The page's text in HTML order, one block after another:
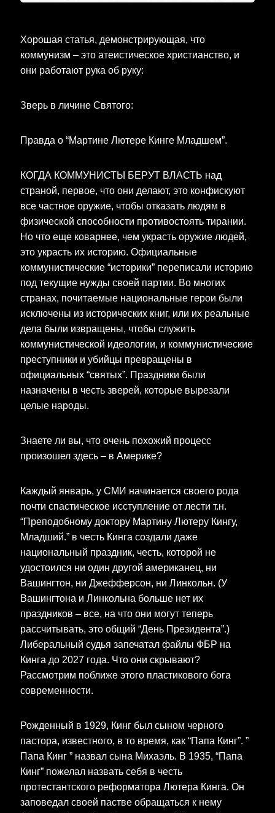
Хорошая статья, демонстрирующая, что
коммунизм – это атеистическое христианство, и
они работают рука об руку:
Зверь в личине Святого:
Правда о “Мартине Лютере Кинге Младшем”.
КОГДА КОММУНИСТЫ БЕРУТ ВЛАСТЬ над
страной, первое, что они делают, это конфискуют
все частное оружие, чтобы отказать людям в
физической способности противостоять тирании.
Но что еще коварнее, чем украсть оружие людей,
это украсть их историю. Официальные
коммунистические “историки” переписали историю
под текущие нужды своей партии. Во многих
странах, почитаемые национальные герои были
исключены из исторических книг, или их реальные
дела были извращены, чтобы служить
коммунистической идеологии, и коммунистические
преступники и убийцы превращены в
официальных “святых”. Праздники были
назначены в честь зверей, которые вырезали
целые народы.
Знаете ли вы, что очень похожий процесс
произошел здесь – в Америке?
Каждый январь, у СМИ начинается своего рода
почти спастическое исступление от лести т.н.
“Преподобному доктору Мартину Лютеру Кингу,
Младший.” в честь Кинга создали даже
национальный праздник, честь, которой не
удостоился ни один другой американец, ни
Вашингтон, ни Джефферсон, ни Линкольн. (У
Вашингтона и Линкольна больше нет их
праздников – все, на что они могут теперь
рассчитывать, это общий “День Президента”.)
Либеральный судья запечатал файлы ФБР на
Кинга до 2027 года. Что они скрывают?
Рассмотрим поближе этого пластикового бога
современности.
Рожденный в 1929, Кинг был сыном черного
пастора, известного, в то время, как “Папа Кинг”. ”
Папа Кинг ” назвал сына Михаэль. В 1935, “Папа
Кинг” пожелал назвать себя в честь
протестантского реформатора Лютера Кинга. Он
заповедал своей пастве обращаться к нему